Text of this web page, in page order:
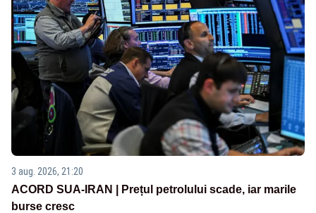
3 aug. 2026, 21:20
ACORD SUA-IRAN | Prețul petrolului scade, iar marile
burse cresc